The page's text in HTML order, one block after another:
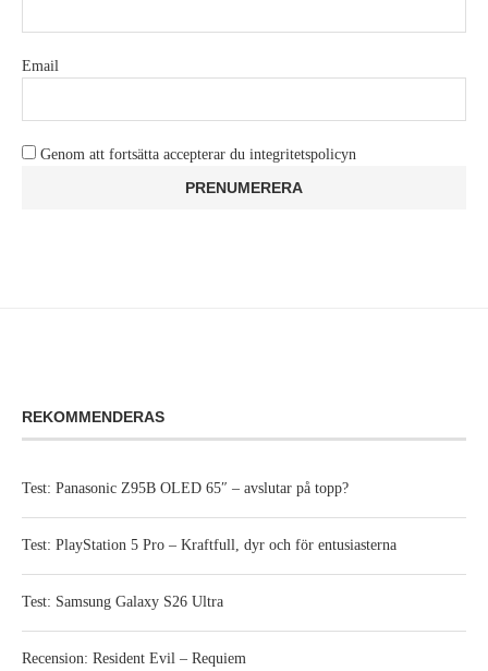
Email
Genom att fortsätta accepterar du integritetspolicyn
REKOMMENDERAS
Test: Panasonic Z95B OLED 65″ – avslutar på topp?
Test: PlayStation 5 Pro – Kraftfull, dyr och för entusiasterna
Test: Samsung Galaxy S26 Ultra
Recension: Resident Evil – Requiem